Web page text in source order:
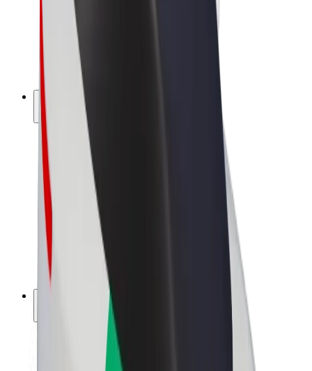
Bolt Drive
Bolt for Business
Bicicletas
Bolt Plus
Ganhe com a Bolt
Motoristas
Ganhos de motorista
Estafetas
Ganhos de estafeta
Comerciantes Bolt Food
Franchises
Sobre a Bolt